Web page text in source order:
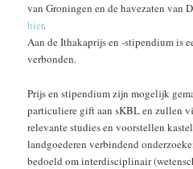
van Groningen en de havezaten van
hier.
Aan de Ithakaprijs en -stipendium is
verbonden.
Prijs en stipendium zijn mogelijk
particuliere gift aan sKBL en zullen
relevante studies en voorstellen
landgoederen verbindend
bedoeld om interdisciplinair